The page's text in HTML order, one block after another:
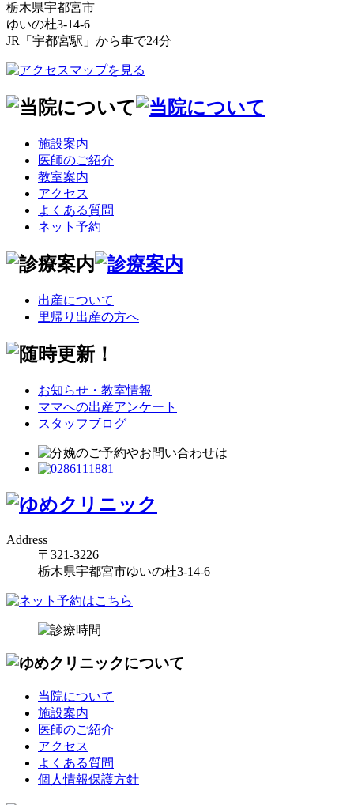
栃木県宇都宮市
ゆいの杜3-14-6
JR「宇都宮駅」から車で24分
施設案内
医師のご紹介
教室案内
アクセス
よくある質問
ネット予約
出産について
里帰り出産の方へ
お知らせ・教室情報
ママへの出産アンケート
スタッフブログ
Address
〒321-3226
栃木県宇都宮市ゆいの杜3-14-6
当院について
施設案内
医師のご紹介
アクセス
よくある質問
個人情報保護方針